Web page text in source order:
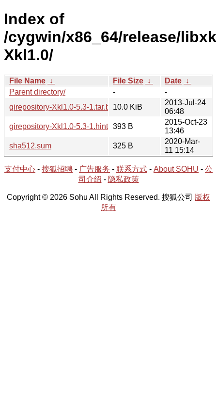
Index of
/cygwin/x86_64/release/
Xkl1.0/
File Name ↓ File Size ↓ Date ↓
Parent directory/
-
-
girepository-Xkl1.0-5.3-1.tar.bz210.0 KiB
2013-Jul-24
06:48
girepository-Xkl1.0-5.3-1.hint 393 B
2015-Oct-23
13:46
sha512.sum
325 B
2020-Mar-
11 15:14
支付中心 - 搜狐招聘 - 广告服务 - 联系方式 - About SOHU - 公
司介绍 - 隐私政策
Copyright © 2026 Sohu All Rights Reserved. 搜狐公司 版权
所有